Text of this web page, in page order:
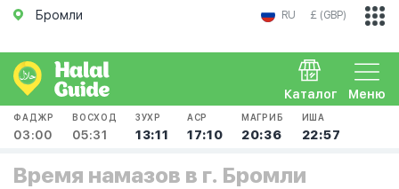
Бромли RU £ (GBP)
Меню
Каталог
ФАДЖР
03:00
ВОСХОД
05:31
ЗУХР
13:11
АСР
17:10
МАГРИБ
20:36
ИША
22:57
Время намазов в г. Бромли